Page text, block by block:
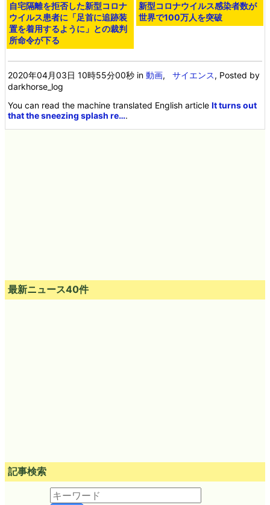
自宅隔離を拒否した新型コロナ
ウイルス患者に「足首に追跡装
置を着用するように」との裁判
所命令が下る
新型コロナウイルス感染者数が
世界で100万人を突破
2020年04月03日 10時55分00秒 in動画,サイエンス, Posted by
darkhorse_log
You can read the machine translated English articleIt turns out
that the sneezing splash re….
最新ニュース40件
記事検索